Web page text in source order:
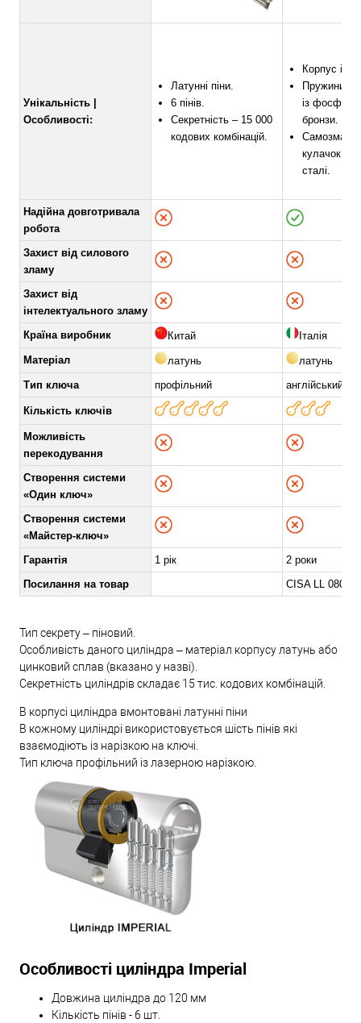
Унікальність |
Особливості:
Латунні піни.
6 пінів.
Секретність – 15 000
кодових комбінацій.
Корпус із
Пружини
із
бронзи.
кулачок із
сталі.
Надійна довготривала
робота
Захист від силового
зламу
Захист від
інтелектуального зламу
Країна виробник
Китай
Італія
Матеріал
латунь
латунь
Тип ключа
профільний англійський
Кількість ключів
Можливість
перекодування
Створення системи
«Один ключ»
Створення системи
«Майстер-ключ»
Гарантія
1 рік
2 роки
Посилання на товар
CISA LL 08010
Тип секрету – піновий.
Особливість даного циліндра – матеріал корпусу латунь або
цинковий сплав (вказано у назві).
Секретність циліндрів складає 15 тис. кодових комбінацій.
В корпусі циліндра вмонтовані латунні піни
В кожному циліндрі використовується шість пінів які
взаємодіють із нарізкою на ключі.
Тип ключа профільний із лазерною нарізкою.
Особливості циліндра Imperial
Довжина циліндра до 120 мм
Кількість пінів - 6 шт.